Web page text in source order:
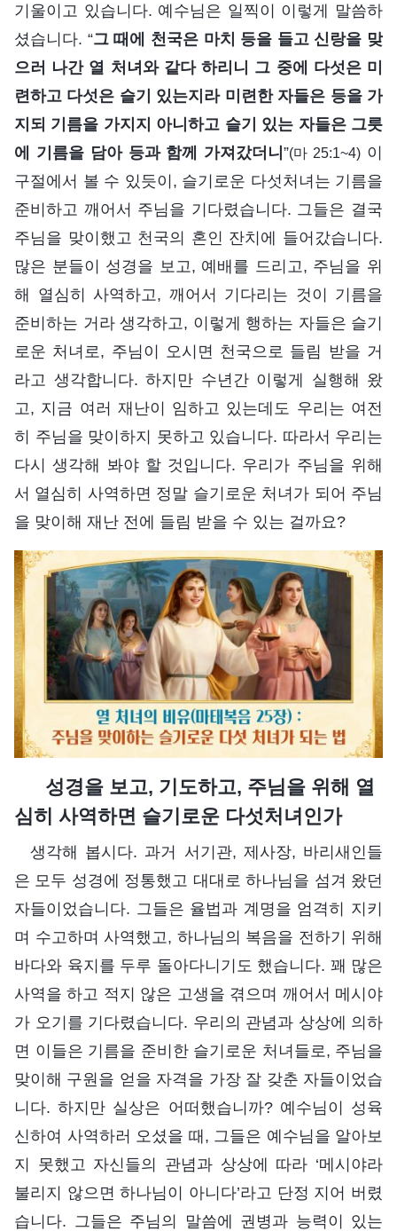
기울이고 있습니다. 예수님은 일찍이 이렇게 말씀하
셨습니다. “그 때에 천국은 마치 등을 들고 신랑을 맞
으러 나간 열 처녀와 같다 하리니 그 중에 다섯은 미
련하고 다섯은 슬기 있는지라 미련한 자들은 등을 가
지되 기름을 가지지 아니하고 슬기 있는 자들은 그릇
에 기름을 담아 등과 함께 가져갔더니”(마 25:1~4) 이
구절에서 볼 수 있듯이, 슬기로운 다섯처녀는 기름을
준비하고 깨어서 주님을 기다렸습니다. 그들은 결국
주님을 맞이했고 천국의 혼인 잔치에 들어갔습니다.
많은 분들이 성경을 보고, 예배를 드리고, 주님을 위
해 열심히 사역하고, 깨어서 기다리는 것이 기름을
준비하는 거라 생각하고, 이렇게 행하는 자들은 슬기
로운 처녀로, 주님이 오시면 천국으로 들림 받을 거
라고 생각합니다. 하지만 수년간 이렇게 실행해 왔
고, 지금 여러 재난이 임하고 있는데도 우리는 여전
히 주님을 맞이하지 못하고 있습니다. 따라서 우리는
다시 생각해 봐야 할 것입니다. 우리가 주님을 위해
서 열심히 사역하면 정말 슬기로운 처녀가 되어 주님
을 맞이해 재난 전에 들림 받을 수 있는 걸까요?
성경을 보고, 기도하고, 주님을 위해 열
심히 사역하면 슬기로운 다섯처녀인가
생각해 봅시다. 과거 서기관, 제사장, 바리새인들
은 모두 성경에 정통했고 대대로 하나님을 섬겨 왔던
자들이었습니다. 그들은 율법과 계명을 엄격히 지키
며 수고하며 사역했고, 하나님의 복음을 전하기 위해
바다와 육지를 두루 돌아다니기도 했습니다. 꽤 많은
사역을 하고 적지 않은 고생을 겪으며 깨어서 메시야
가 오기를 기다렸습니다. 우리의 관념과 상상에 의하
면 이들은 기름을 준비한 슬기로운 처녀들로, 주님을
맞이해 구원을 얻을 자격을 가장 잘 갖춘 자들이었습
니다. 하지만 실상은 어떠했습니까? 예수님이 성육
신하여 사역하러 오셨을 때, 그들은 예수님을 알아보
지 못했고 자신들의 관념과 상상에 따라 ‘메시야라
불리지 않으면 하나님이 아니다’라고 단정 지어 버렸
습니다. 그들은 주님의 말씀에 권병과 능력이 있는